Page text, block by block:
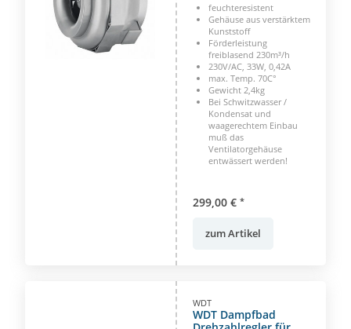
feuchteresistent
Gehäuse aus verstärktem
Kunststoff
Förderleistung
freiblasend 230m³/h
230V/AC, 33W, 0,42A
max. Temp. 70C°
Gewicht 2,4kg
Bei Schwitzwasser /
Kondensat und
waagerechtem Einbau
muß das
Ventilatorgehäuse
entwässert werden!
299,00 € *
zum Artikel
WDT
WDT Dampfbad